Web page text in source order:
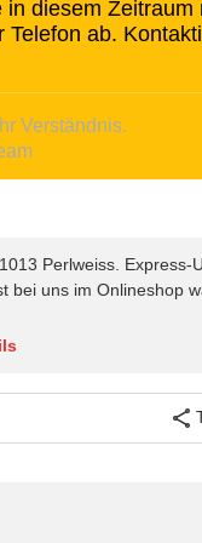
in diesem
Telefon ab.
Verständnis.
Perlweiss. Express-
bei uns im Onlineshop